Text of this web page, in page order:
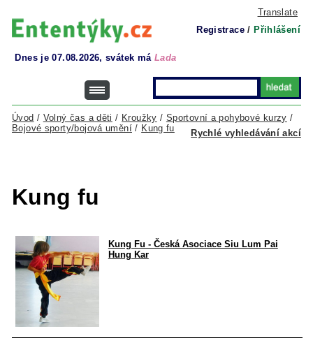
Translate
Registrace / Přihlášení
Dnes je 07.08.2026, svátek má Lada
Rychlé vyhledávání akcí
Úvod / Volný čas a děti / Kroužky / Sportovní a pohybové kurzy /
Bojové sporty/bojová umění/ Kung fu
Kung fu
Kung Fu - Česká Asociace Siu Lum Pai
Hung Kar